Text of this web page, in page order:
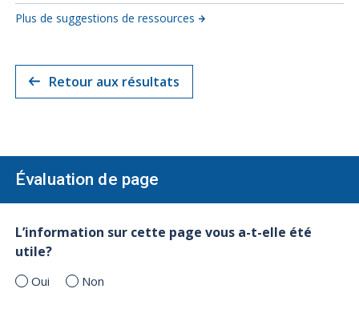
Plus de suggestions de ressources
Retour aux résultats
Évaluation de page
L’information sur cette page vous a-t-elle été
utile?
Oui Non